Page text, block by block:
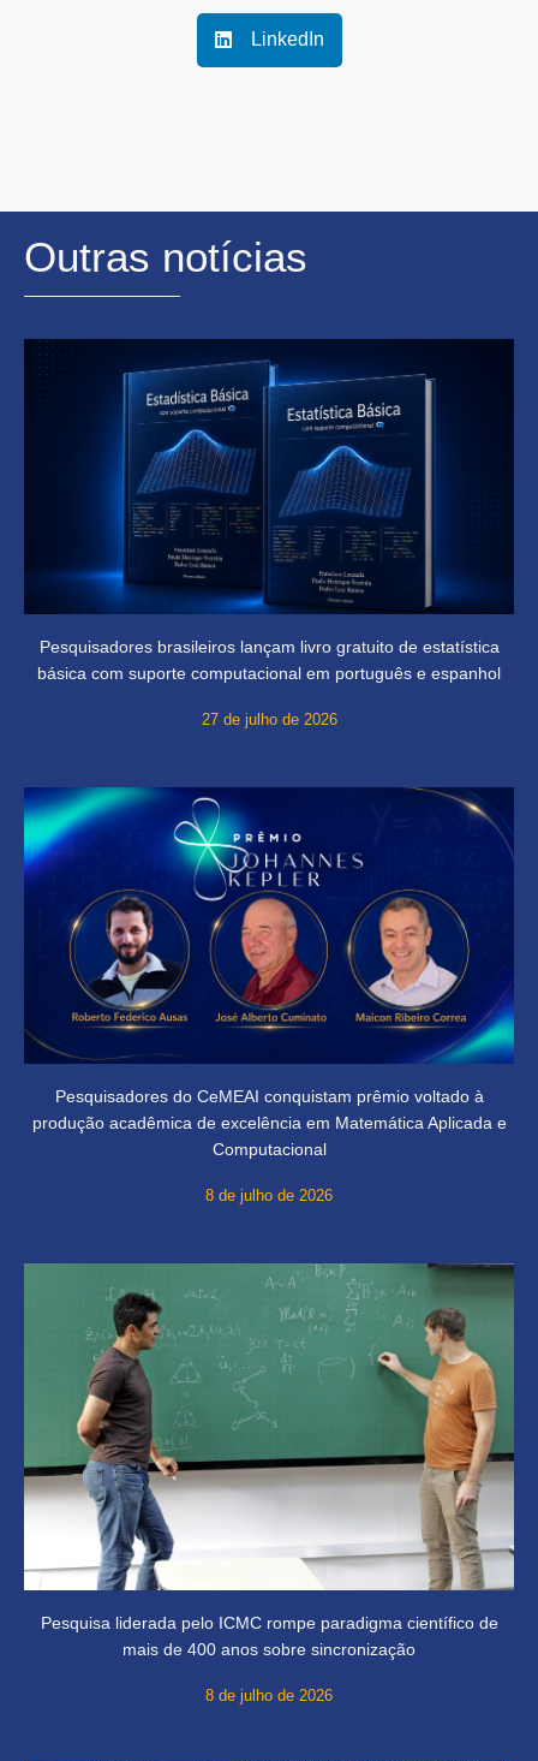
LinkedIn
Outras notícias
Pesquisadores brasileiros lançam livro gratuito de estatística
básica com suporte computacional em português e espanhol
27 de julho de 2026
Pesquisadores do CeMEAI conquistam prêmio voltado à
produção acadêmica de excelência em Matemática Aplicada e
Computacional
8 de julho de 2026
Pesquisa liderada pelo ICMC rompe paradigma científico de
mais de 400 anos sobre sincronização
8 de julho de 2026